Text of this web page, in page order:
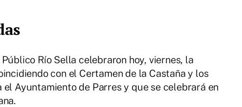
Río Sella celebraron hoy, viernes, la
con el Certamen de la Castaña y los
Ayuntamiento de Parres y que se celebrará en